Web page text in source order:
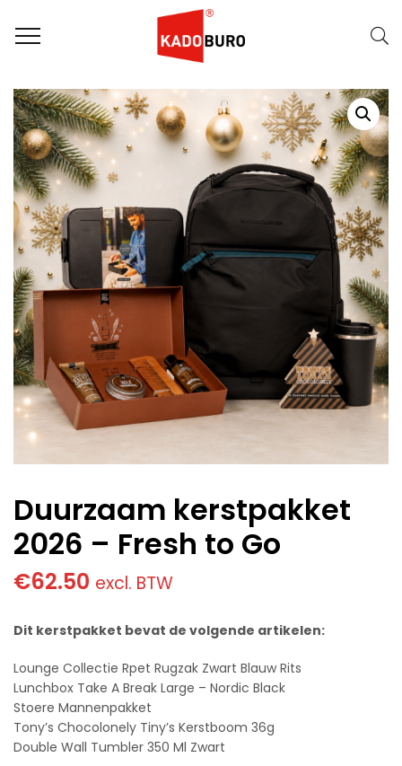
Home
Kerstpakketten - Duurzaam
Duurzaam kerstpakket 2026 – Fresh to Go
Duurzaam kerstpakket
2026 – Fresh to Go
€62.50 excl. BTW
Dit kerstpakket bevat de volgende artikelen:
Lounge Collectie Rpet Rugzak Zwart Blauw Rits
Lunchbox Take A Break Large – Nordic Black
Stoere Mannenpakket
Tony’s Chocolonely Tiny’s Kerstboom 36g
Double Wall Tumbler 350 Ml Zwart